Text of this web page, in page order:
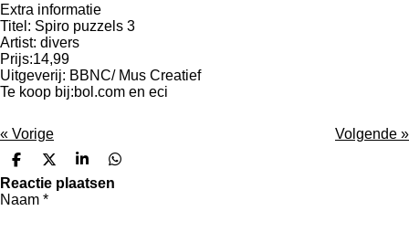
Extra informatie
Titel: Spiro puzzels 3
Artist: divers
Prijs:14,99
Uitgeverij: BBNC/ Mus Creatief
Te koop bij:bol.com en eci
« Vorige Volgende »
D
e
l
e
D
e
e
S
h
D
e
Reactie plaatsen
Naam *